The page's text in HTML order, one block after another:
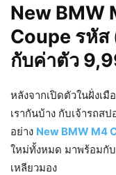
New BMW
Coupe รหัส
กับค่าตัว
หลังจากเปิดตัวในฝั่งเ
เรากันบ้าง กับเจ้ารถส
อย่าง New BMW M4
ใหม่ทั้งหมด มาพร้อมกั
เหลียวมอง